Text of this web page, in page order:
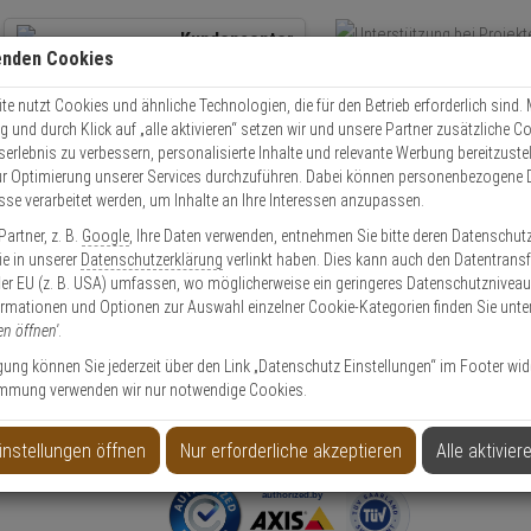
Kundencenter
Kontaktservice nutzen
Mo. - Do.: 8:00 - 16:30 Fr. 8:00 - 14:00 Uhr
für Kameras und Halterungen weiß
Halterungen weiß
Produktinformationen
Spike
Anwendung: Tauben, Vögel
Cookies
nutzt Cookies und ähnliche Technologien, die für den Betrieb erforderlich sind.
und durch Klick auf „alle aktivieren“ setzen wir und unsere Partner zusätzliche
zu verbessern, personalisierte Inhalte und relevante Werbung
Optimierung unserer Services durchzuführen. Dabei können personenbezogene
verarbeitet werden, um Inhalte an Ihre Interessen anzupassen.
z. B. Google , Ihre Daten verwenden, entnehmen Sie bitte deren
in unserer Datenschutzerklärung verlinkt haben. Dies kann auch den
EU (z. B. USA) umfassen, wo möglicherweise ein geringeres Datenschutzniveau
und Optionen zur Auswahl einzelner Cookie-Kategorien finden Sie
öffnen'.
können Sie jederzeit über den Link „Datenschutz Einstellungen“ im Footer
verwenden wir nur notwendige Cookies.
öffnen Nur erforderliche akzeptieren Alle